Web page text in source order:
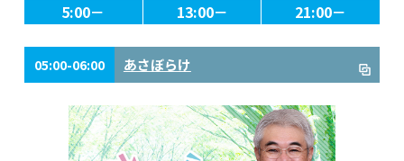
5:00－ 13:00－ 21:00－
05:00-06:00 あさぼらけ